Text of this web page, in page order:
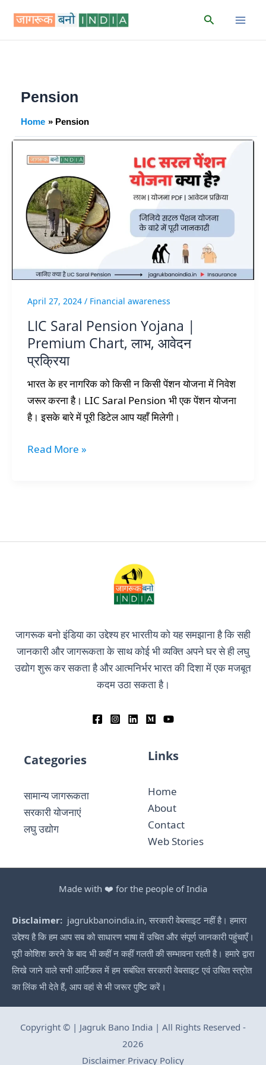
content
Search
Pension
Home Pension
April 27, 2024 / Financial awareness
LIC Saral Pension Yojana |
Premium Chart, लाभ, आवेदन
प्रक्रिया
भारत के हर नागरिक को किसी न किसी पेंशन योजना में निवेश
जरूर करना है। LIC Saral Pension भी एक पेंशन योजना
है। इसके बारे में पूरी डिटेल आप यहाँ मिलेगी।
Saral
Pension
Yojana
|
Premium
Chart,
आवेदन
प्रक्रिया
Read More »
जागरूक बनो इंडिया का उद्देश्य हर भारतीय को यह समझाना है कि सही
जानकारी और जागरूकता के साथ कोई भी व्यक्ति अपने घर से ही लघु
उद्योग शुरू कर सकता है और आत्मनिर्भर भारत की दिशा में एक मजबूत
कदम उठा सकता है।
Categories
सामान्य जागरूकता
सरकारी योजनाएं
लघु उद्योग
Links
Home
About
Contact
Web Stories
Made with ❤️ for the people of India
Disclaimer: jagrukbanoindia.in, सरकारी वेबसाइट नहीं है। हमारा
उद्देश्य है कि हम आप सब को साधारण भाषा में उचित और संपूर्ण जानकारी पहुंचाएँ।
पूरी कोशिश करने के बाद भी कहीं न कहीं गलती की सम्भावना रहती है। हमारे द्वारा
लिखे जाने वाले सभी आर्टिकल में हम सबंधित सरकारी वेबसाइट एवं उचित स्त्रोत
का लिंक भी देते हैं, आप वहां से भी जरूर पुष्टि करें।
Copyright © | Jagruk Bano India | All Rights Reserved -
2026
Disclaimer Privacy Policy